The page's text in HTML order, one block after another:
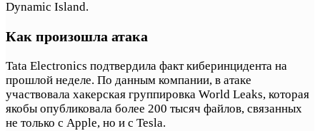
Dynamic Island.
Как произошла атака
Tata Electronics подтвердила факт киберинцидента на
прошлой неделе. По данным компании, в атаке
участвовала хакерская группировка World Leaks, которая
якобы опубликовала более 200 тысяч файлов, связанных
не только с Apple, но и с Tesla.